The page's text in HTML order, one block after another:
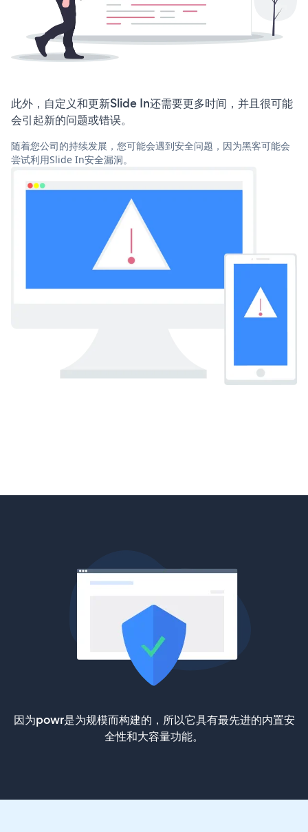
此外，自定义和更新Slide In还需要更多时间，并且很可能
会引起新的问题或错误。
随着您公司的持续发展，您可能会遇到安全问题，因为黑客可能会
尝试利用Slide In安全漏洞。
因为powr是为规模而构建的，所以它具有最先进的内置安
全性和大容量功能。